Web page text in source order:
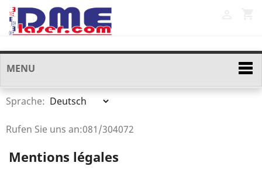
MENU
Sprache:
Rufen Sie uns an:081/304072
Mentions légales